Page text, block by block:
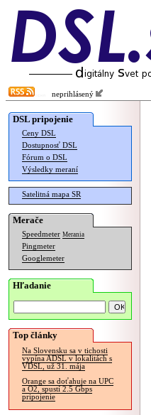
neprihlásený
DSL pripojenie
Ceny DSL
Dostupnosť DSL
Fórum o DSL
Výsledky meraní
Satelitná mapa SR
Merače
Speedmeter Merania
Pingmeter
Googlemeter
Hľadanie
Top články
Na Slovensku sa v tichosti
vypína ADSL v lokalitách s
VDSL, už 31. mája
Orange sa doťahuje na UPC
a O2, spustí 2.5 Gbps
pripojenie